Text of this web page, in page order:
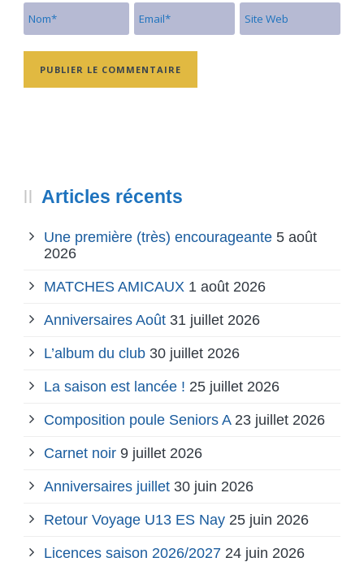
Articles récents
Une première (très) encourageante 5 août
2026
MATCHES AMICAUX 1 août 2026
Anniversaires Août 31 juillet 2026
L’album du club 30 juillet 2026
La saison est lancée ! 25 juillet 2026
Composition poule Seniors A 23 juillet 2026
Carnet noir 9 juillet 2026
Anniversaires juillet 30 juin 2026
Retour Voyage U13 ES Nay 25 juin 2026
Licences saison 2026/2027 24 juin 2026